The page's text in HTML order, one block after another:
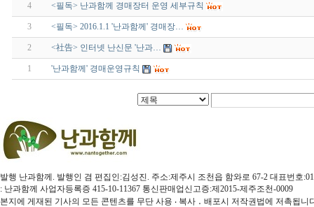
4 <필독> 난과함께 경매장터 운영 세부규칙
3 <필독> 2016.1.1 '난과함께' 경매장…
2 <社告> 인터넷 난신문 '난과…
1 '난과함께' 경매운영규칙
발행 난과함께. 발행인 겸 편집인:김성진. 주소:제주시 조천읍 함와로 67-2 대표번호
: 난과함께 사업자등록증 415-10-11367 통신판매업신고증:제2015-제주조천-0009
본지에 게재된 기사의 모든 콘텐츠를 무단 사용 ‧ 복사 ․ 배포시 저작권법에 저촉됩